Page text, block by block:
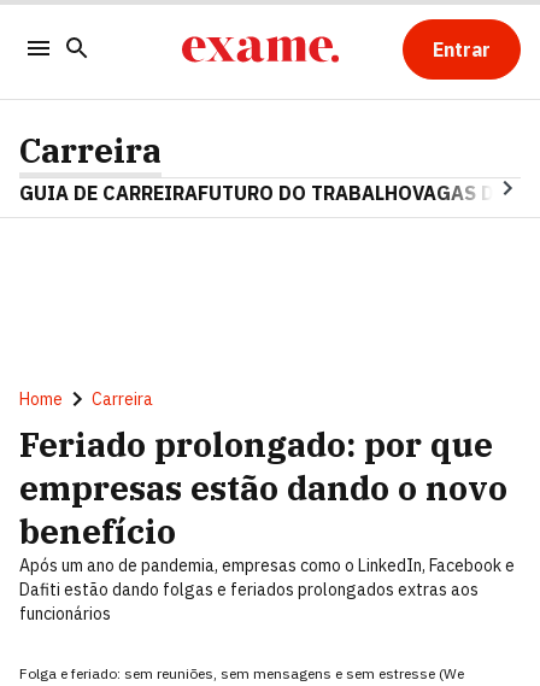
Entrar
Carreira
GUIA DE CARREIRAFUTURO DO TRABALHOVAGAS DE
Home Carreira
Feriado prolongado: por que
empresas estão dando o novo
benefício
Após um ano de pandemia, empresas como o LinkedIn, Facebook e
Dafiti estão dando folgas e feriados prolongados extras aos
funcionários
Folga e feriado: sem reuniões, sem mensagens e sem estresse (We